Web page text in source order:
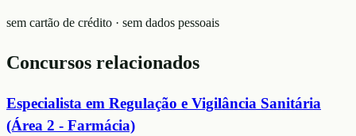
sem cartão de crédito · sem dados pessoais
Concursos relacionados
Especialista em Regulação e Vigilância Sanitária
(Área 2 - Farmácia)